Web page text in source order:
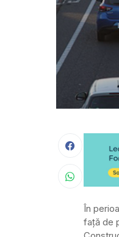
În
față de